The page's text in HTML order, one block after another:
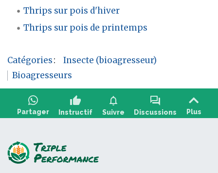
Thrips sur pois d'hiver
Thrips sur pois de printemps
Catégories:
Insecte (bioagresseur)
Bioagresseurs
Partager
thumb_up
Instructif
notifications
Suivre
forum
Discussions Plus